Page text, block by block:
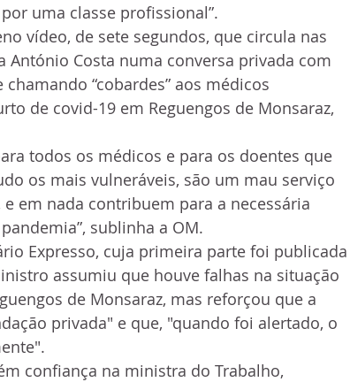
uma classe profissional”.
vídeo, de sete segundos, que circula nas
António Costa numa conversa privada com
“cobardes” aos médicos
de covid-19 em Reguengos de Monsaraz,
todos os médicos e para os doentes que
os mais vulneráveis, são um mau serviço
em nada contribuem para a necessária
sublinha a OM.
Expresso, cuja primeira parte foi publicada
assumiu que houve falhas na situação
de Monsaraz, mas reforçou que a
privada" e que, "quando foi alertado, o
confiança na ministra do Trabalho,